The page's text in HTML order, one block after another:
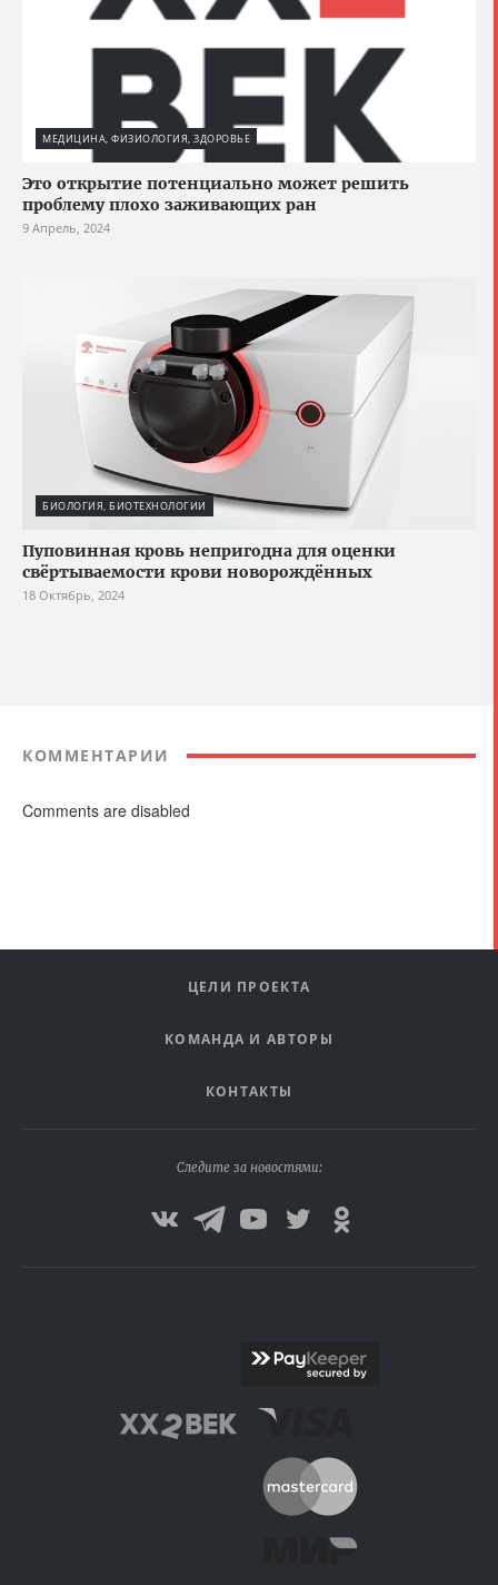
МЕДИЦИНА, ФИЗИОЛОГИЯ, ЗДОРОВЬЕ
Это открытие потенциально может решить
проблему плохо заживающих ран
9 Апрель, 2024
БИОЛОГИЯ, БИОТЕХНОЛОГИИ
Пуповинная кровь непригодна для оценки
свёртываемости крови новорождённых
18 Октябрь, 2024
КОММЕНТАРИИ
Comments are disabled
ЦЕЛИ ПРОЕКТА
КОМАНДА И АВТОРЫ
КОНТАКТЫ
Следите за новостями: